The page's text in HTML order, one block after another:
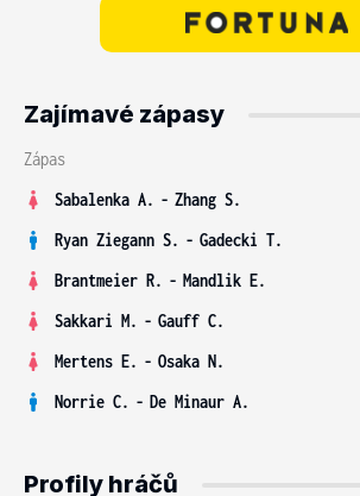
Zajímavé zápasy
Zápas
Sabalenka A. - Zhang S.
Ryan Ziegann S. - Gadecki T.
Brantmeier R. - Mandlik E.
Sakkari M. - Gauff C.
Mertens E. - Osaka N.
Norrie C. - De Minaur A.
Profily hráčů